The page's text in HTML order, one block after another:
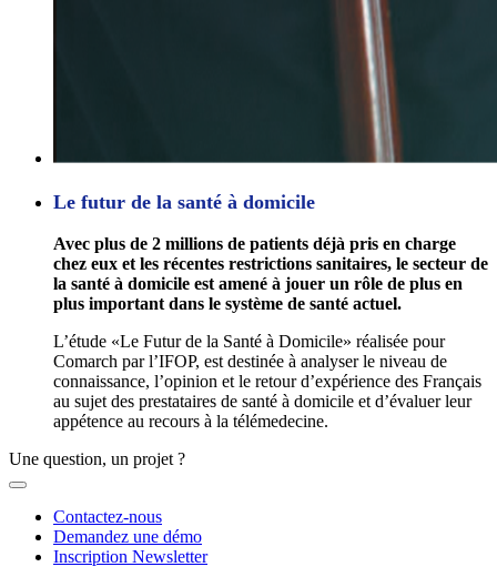
Le futur de la santé à domicile
Avec plus de 2 millions de patients déjà pris en charge
chez eux et les récentes restrictions sanitaires, le secteur de
la santé à domicile est amené à jouer un rôle de plus en
plus important dans le système de santé actuel.
L’étude «Le Futur de la Santé à Domicile» réalisée pour
Comarch par l’IFOP, est destinée à analyser le niveau de
connaissance, l’opinion et le retour d’expérience des Français
au sujet des prestataires de santé à domicile et d’évaluer leur
appétence au recours à la télémedecine.
Une question, un projet ?
Contactez-nous
Demandez une démo
Inscription Newsletter